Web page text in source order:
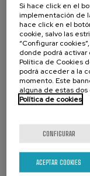
CIENCIA Y TECNOLOGÍA
11. SEP, 2026
artifiziala
Si hace click en el
implementación de
hace click en el
cookie, salvo las
“Configurar
donde podrá activar
Política de Cookies
podrá acceder a la
momento. Este
alguna de estas dos
Política de cookies
CONFIGURAR
ACEPTAR COOKIES